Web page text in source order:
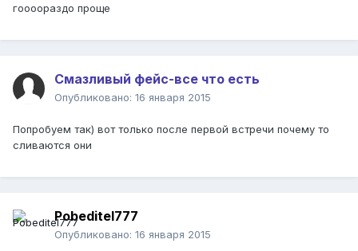
гоооораздо проще
Смазливый фейс-все что есть
Опубликовано: 16 января 2015
Попробуем так) вот только после первой встречи почему то
сливаются они
Pobeditel777
Опубликовано: 16 января 2015